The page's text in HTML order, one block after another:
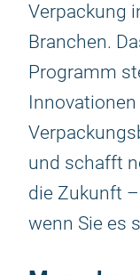
Verpackung
Branchen.
Programm
und schafft
die Zukunft
wenn Sie es